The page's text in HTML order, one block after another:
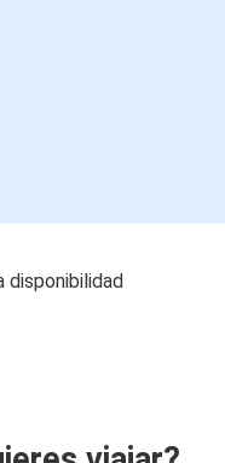
disponibilidad